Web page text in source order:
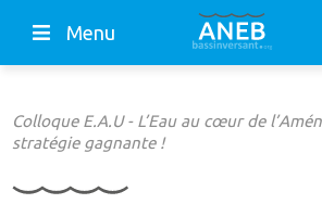
Menu
Colloque E.A.U - L’Eau au cœur de
stratégie gagnante !